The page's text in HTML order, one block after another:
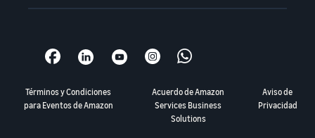
Términos y Condiciones
para Eventos de Amazon
Acuerdo de Amazon
Services Business
Solutions
Aviso de
Privacidad